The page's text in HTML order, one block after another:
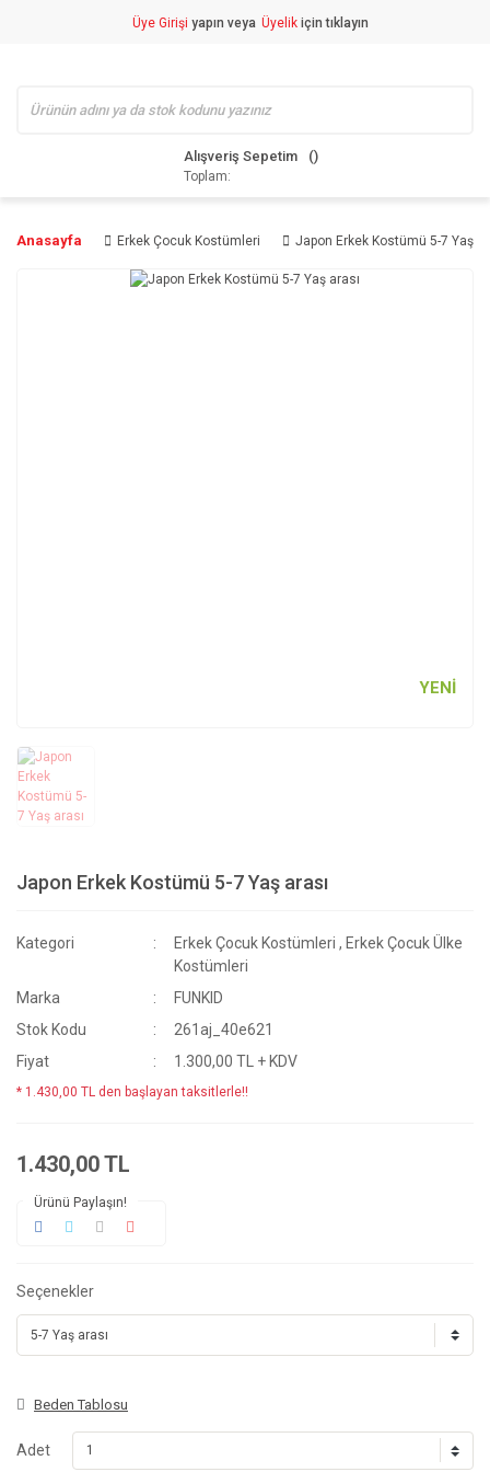
Üye Girişi yapın veya Üyelik için tıklayın
Alışveriş Sepetim
Toplam:
Anasayfa Erkek Çocuk Kostümleri Japon Erkek Kostümü 5-7 Yaş
YENİ
Japon Erkek Kostümü 5-7 Yaş arası
Kategori Erkek Çocuk Kostümleri , Erkek Çocuk Ülke
Kostümleri
Marka
FUNKID
Stok Kodu
261aj_40e621
Fiyat
1.300,00 TL + KDV
* 1.430,00 TL den başlayan taksitlerle!!
1.430,00 TL
Ürünü Paylaşın!
Seçenekler
Beden Tablosu
Adet